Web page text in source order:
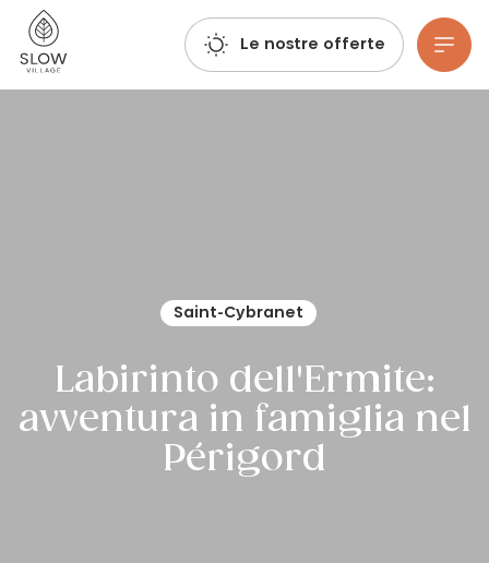
Respirate, immaginate, prenotate: le prenotazioni per l'estate 2027 sono già aperte!
Le nostre offerte
Saint-Cybranet
Labirinto dell'Ermite:
avventura in famiglia nel
Périgord